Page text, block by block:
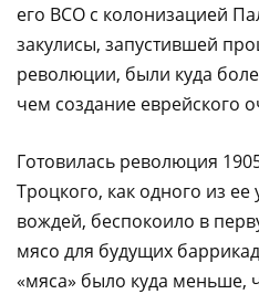
его ВСО с колонизацией
закулисы, запустившей
революции, были куда
чем создание еврейского
Готовилась революция
Троцкого, как одного из
вождей, беспокоило в
мясо для будущих
«мяса» было куда меньше,